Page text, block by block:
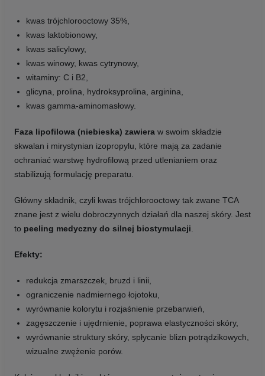
kwas trójchlorooctowy 35%,
kwas laktobionowy,
kwas salicylowy,
kwas winowy, kwas cytrynowy,
witaminy: C i B2,
glicyna, prolina, hydroksyprolina, arginina,
kwas gamma-aminomasłowy.
Faza lipofilowa (niebieska) zawieraw swoim składzie
skwalan i mirystynian izopropylu, które mają za zadanie
ochraniać warstwę hydrofilową przed utlenianiem oraz
stabilizują formulację preparatu.
Główny składnik, czyli kwas trójchlorooctowy tak zwane TCA
znane jest z wielu dobroczynnych działań dla naszej skóry. Jest
to peeling medyczny do silnej biostymulacji
Efekty:
redukcja zmarszczek, bruzd i linii,
ograniczenie nadmiernego łojotoku,
wyrównanie kolorytu i rozjaśnienie przebarwień,
zagęszczenie i ujędrnienie, poprawa elastyczności skóry,
wyrównanie struktury skóry, spłycanie blizn potrądzikowych,
wizualne zwężenie porów.